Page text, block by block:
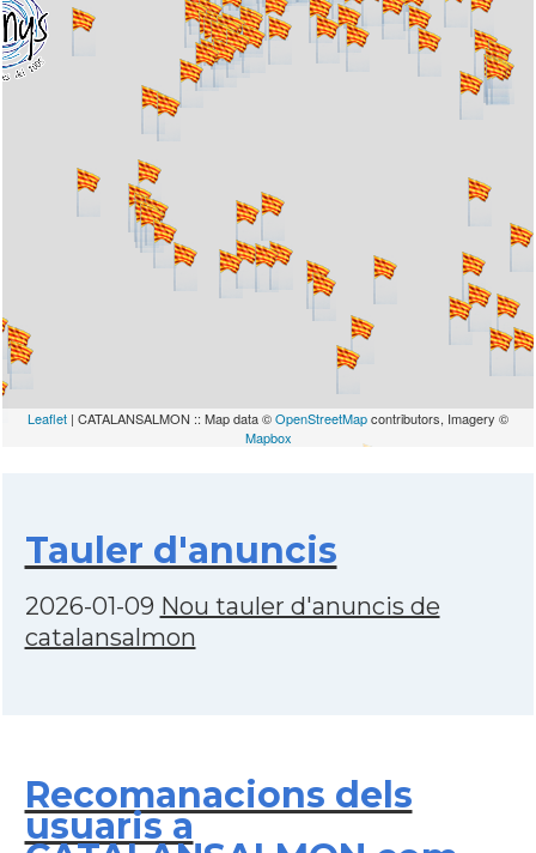
Leaflet | CATALANSALMON :: Map data ©OpenStreetMapcontributors, Imagery ©
Mapbox
Tauler d'anuncis
2026-01-09 Nou tauler d'anuncis de
catalansalmon
Recomanacions dels
usuaris a